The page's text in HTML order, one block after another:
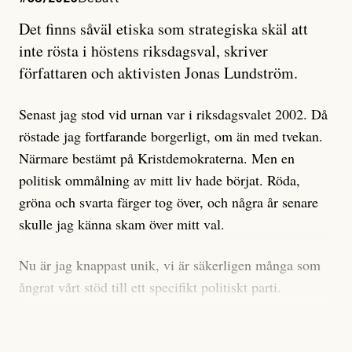
Artikeln undersöker inte, som ETC påstår, ”vad som
är sant, vad som är rykten”, utan den bidrar bara till
ännu mer ryktesspridning. Det finns inte ett enda bevis
misstänkta personen är en infiltratör. Det som läsaren
får veta är att personen har ändrat sina politiska åsikter
under åren, att den har raderat tidigare innehåll på sina
sociala medier, att artikelns författare inte förstår sig
på personens ekonomi och att det tydligen finns
anonyma röster inom rörelsen som säger saker som
anses vara anledningar att titta närmare på personen,
men ingenting av detta är tillräckligt för att hänga ut
Det finns såväl etiska som strategiska skäl att
inte rösta i höstens riksdagsval, skriver
författaren och aktivisten Jonas Lundström.
Senast jag stod vid urnan var i riksdagsvalet 2002. Då
röstade jag fortfarande borgerligt, om än med tvekan.
Närmare bestämt på Kristdemokraterna. Men en
politisk ommålning av mitt liv hade börjat. Röda,
gröna och svarta färger tog över, och några år senare
skulle jag känna skam över mitt val.
Nu är jag knappast unik, vi är säkerligen många som
ångrat vårt stöd till ett specifikt politiskt parti.